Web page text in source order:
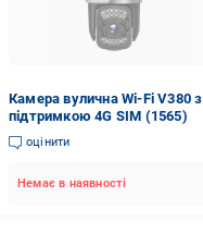
Камера вулична Wi-Fi V380 з
підтримкою 4G SIM (1565)
оцінити
Немає в наявності